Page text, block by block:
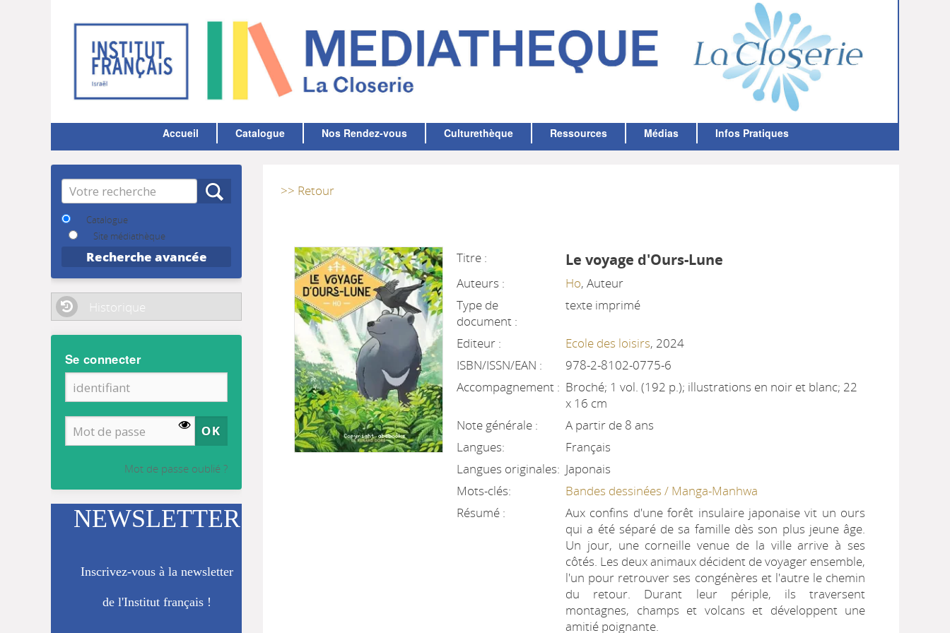
LA CLOSERIE
MEDIATHÈQUE
Accueil Catalogue Nos Rendez-vous Culturethèque Ressources Médias Infos Pratiques
>> Retour
Titre : Le voyage d'Ours-Lune
Auteurs : Ho, Auteur
Type de
document :
texte imprimé
Editeur : Ecole des loisirs, 2024
ISBN/ISSN/EAN :
978-2-8102-0775-6
Accompagnement : Broché; 1 vol. (192 p.); illustrations en noir et blanc; 22
x 16 cm
Note générale :
A partir de 8 ans
Langues:
Français
Langues originales: Japonais
Mots-clés:
Bandes dessinées / Manga-Manhwa
Résumé :
Aux confins d'une forêt insulaire japonaise vit un ours
qui a été séparé de sa famille dès son plus jeune âge.
Un jour, une corneille venue de la ville arrive à ses
côtés. Les deux animaux décident de voyager ensemble,
l'un pour retrouver ses congénères et l'autre le chemin
du retour. Durant leur périple, ils traversent
montagnes, champs et volcans et développent une
amitié poignante.
Recherche
Catalogue
Site médiathèque
Recherche avancée
Historique
Se connecter
Mot de passe oublié ?
NEWSLETTER
Inscrivez-vous à la newsletter
de l'Institut français !